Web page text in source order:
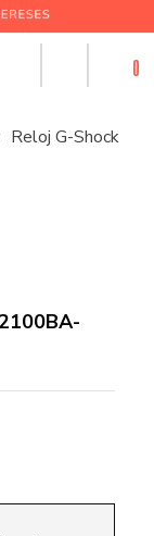
0
Reloj G-Shock